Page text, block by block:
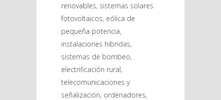
renovables, sistemas solares
fotovoltaicos, eólica de
pequeña potencia,
instalaciones hibridas,
sistemas de bombeo,
electrificación rural,
telecomunicaciones y
señalización, ordenadores,